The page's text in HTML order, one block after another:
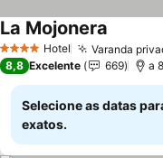
4 EstrelasHotel Varanda
La Mojonera
8,8 Excelente 669 a
Selecione as datas
exatos.